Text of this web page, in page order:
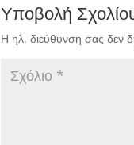
Υποβολή
Η ηλ. διεύθυνση σας δεν